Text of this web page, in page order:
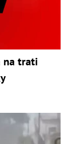
na trati